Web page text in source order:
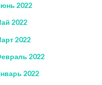
2022
2022
2022
2022
2022